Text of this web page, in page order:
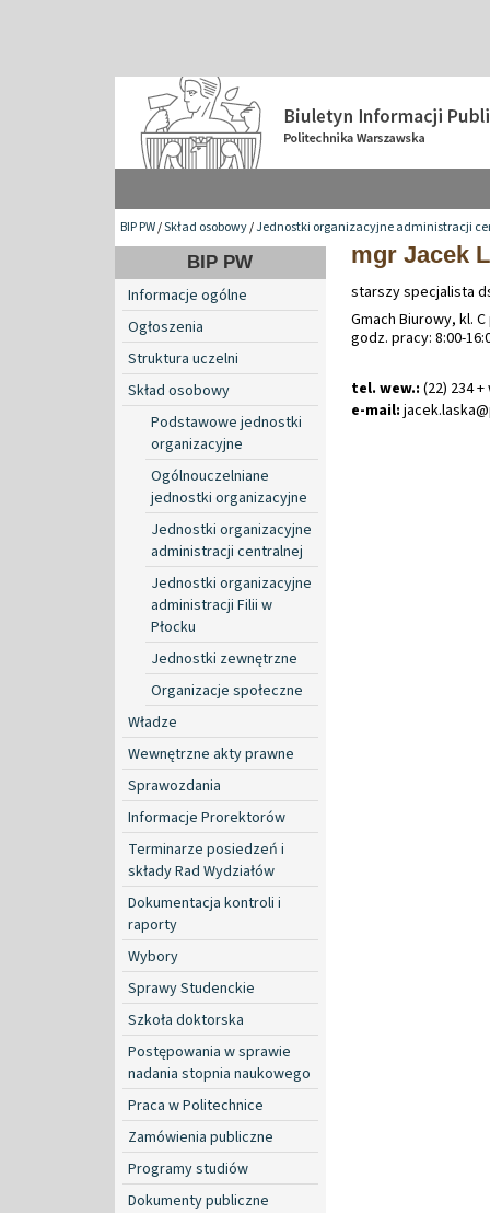
BIP PW/Skład osobowy/Jednostki organizacyjne administracji
BIP PW
Informacje ogólne
Ogłoszenia
Struktura uczelni
Skład osobowy
Podstawowe jednostki
organizacyjne
Ogólnouczelniane
jednostki organizacyjne
Jednostki organizacyjne
administracji centralnej
Jednostki organizacyjne
administracji Filii w
Płocku
Jednostki zewnętrzne
Organizacje społeczne
Władze
Wewnętrzne akty prawne
Sprawozdania
Informacje Prorektorów
Terminarze posiedzeń i
składy Rad Wydziałów
Dokumentacja kontroli i
raporty
Wybory
Sprawy Studenckie
Szkoła doktorska
Postępowania w sprawie
nadania stopnia naukowego
Praca w Politechnice
Zamówienia publiczne
Programy studiów
Dokumenty publiczne
mgr Jacek
starszy specjalista
Gmach Biurowy, kl.
godz. pracy: 8:00-
tel. wew.: (22) 234
e-mail: jacek.